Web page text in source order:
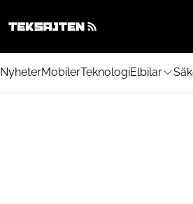
NyheterMobilerTeknologiElbilar